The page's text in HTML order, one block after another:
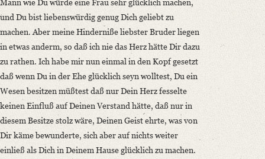
Mann wie Du würde eine Frau sehr glücklich machen,
und Du bist liebenswürdig genug Dich geliebt zu
machen. Aber meine Hinderniße liebster Bruder liegen
in etwas anderm, so daß ich nie das Herz hätte Dir dazu
zu rathen. Ich habe mir nun einmal in den Kopf gesetzt
daß wenn Du in der Ehe glücklich seyn wolltest, Du ein
Wesen besitzen müßtest daß nur Dein Herz fesselte
keinen Einfluß auf Deinen Verstand hätte, daß nur in
diesem Besitze stolz wäre, Deinen Geist ehrte, was von
Dir käme bewunderte, sich aber auf nichts weiter
einließ als Dich in Deinem Hause glücklich zu machen.